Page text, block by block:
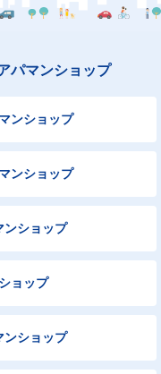
パマンショップ
ンショップ
ンショップ
ンショップ
ョップ
ンショップ